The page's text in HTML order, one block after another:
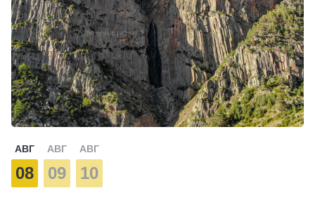
АВГ
08
АВГ
09
АВГ
10